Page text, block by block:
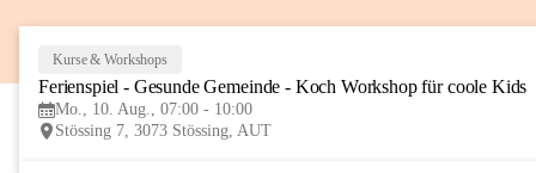
Kurse & Workshops
Ferienspiel - Gesunde Gemeinde - Koch Workshop für coole Kids
Mo., 10. Aug., 07:00 - 10:00
Stössing 7, 3073 Stössing, AUT